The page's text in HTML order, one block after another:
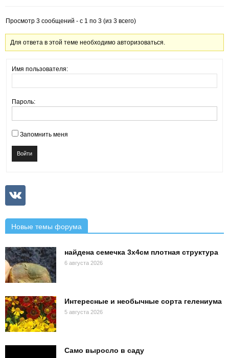
Просмотр 3 сообщений - с 1 по 3 (из 3 всего)
Для ответа в этой теме необходимо авторизоваться.
Имя пользователя:
Пароль:
Запомнить меня
Войти
Новые темы форума
найдена семечка 3х4см плотная структура
6 августа 2026
Интересные и необычные сорта гелениума
5 августа 2026
Само выросло в саду